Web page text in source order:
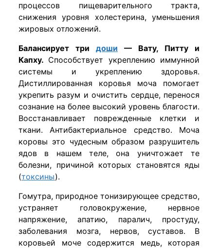
процессов пищеварительного тракта,
снижения уровня холестерина, уменьшения
жировых отложений.
Балансирует три доши — Вату, Питту и
Капху. Способствует укреплению иммунной
системы и укреплению здоровья.
Дистиллированная коровья моча помогает
укрепить разум и очистить сердце, перенося
сознание на более высокий уровень благости.
Восстанавливает поврежденные клетки и
ткани. Антибактериальное средство. Моча
коровы это чудесным образом разрушитель
ядов в нашем теле, она уничтожает те
болезни, причиной которых становятся яды
(токсины).
Гомутра, природное тонизирующее средство,
устраняет головокружение, нервное
напряжение, апатию, паралич, простуду,
заболевания мозга, нервов, суставов. В
коровьей моче содержится медь, которая